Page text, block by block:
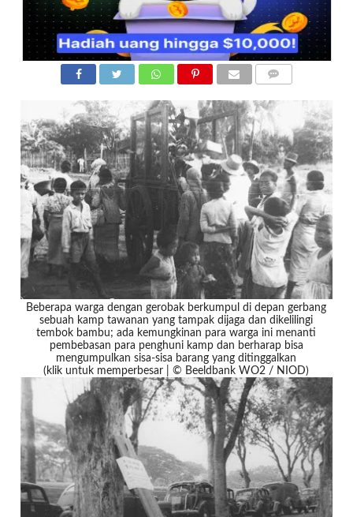
Beberapa warga dengan gerobak berkumpul di depan gerbang
sebuah kamp tawanan yang tampak dijaga dan dikelilingi
tembok bambu; ada kemungkinan para warga ini menanti
pembebasan para penghuni kamp dan berharap bisa
mengumpulkan sisa-sisa barang yang ditinggalkan
(klik untuk memperbesar | © Beeldbank WO2 / NIOD)